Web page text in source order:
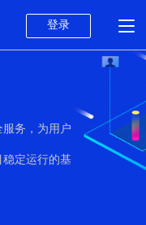
登录
务，为用户
定运行的基